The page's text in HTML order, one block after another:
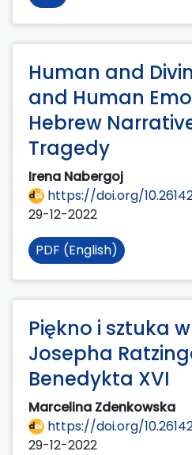
Human and
and Human
Hebrew
Tragedy
Irena Nabergoj
https://doi.org/
29-12-2022
PDF (English)
Piękno i sztuka
Josepha
Benedykta XVI
Marcelina Zdenkowska
https://doi.org/
29-12-2022